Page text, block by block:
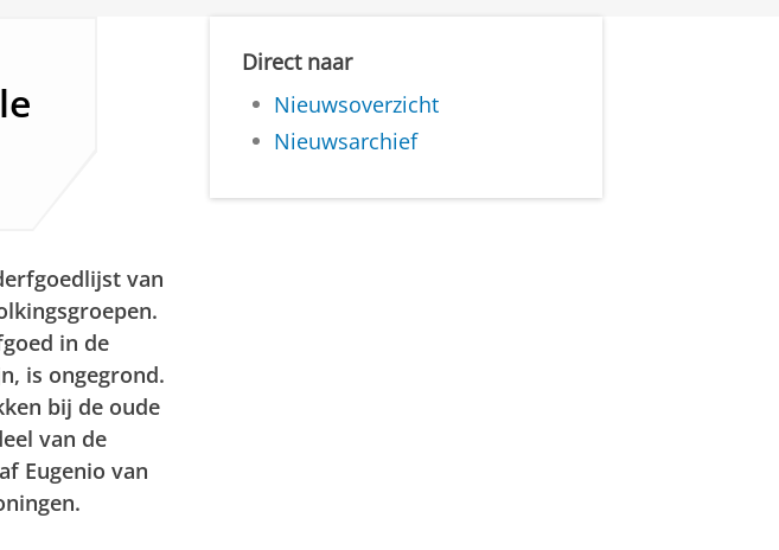
van
in de
is ongegrond.
bij de oude
van de
Eugenio van
Direct naar
Nieuwsoverzicht
Nieuwsarchief